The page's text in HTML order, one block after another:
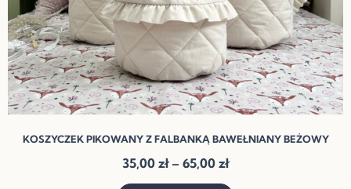
KOSZYCZEK PIKOWANY Z FALBANKĄ BAWEŁNIANY BEŻOWY
35,00 zł – 65,00 zł
produktu